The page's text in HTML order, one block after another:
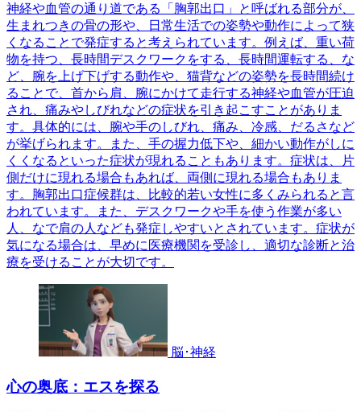
神経や血管の通り道である「胸郭出口」と呼ばれる部分が、
生まれつきの骨の形や、日常生活での姿勢や動作によって狭
くなることで発症すると考えられています。例えば、重い荷
物を持つ、長時間デスクワークをする、長時間運転する、な
ど、腕を上げ下げする動作や、猫背などの姿勢を長時間続け
ることで、首から肩、腕にかけて走行する神経や血管が圧迫
され、痛みやしびれなどの症状を引き起こすことがありま
す。具体的には、腕や手のしびれ、痛み、冷感、だるさなど
が挙げられます。また、手の握力低下や、細かい動作がしに
くくなるといった症状が現れることもあります。症状は、片
側だけに現れる場合もあれば、両側に現れる場合もありま
す。胸郭出口症候群は、比較的若い女性に多くみられると言
われています。また、デスクワークや手を使う作業が多い
人、なで肩の人なども発症しやすいとされています。症状が
気になる場合は、早めに医療機関を受診し、適切な診断と治
療を受けることが大切です。
脳･神経
心の奥底：エスを探る